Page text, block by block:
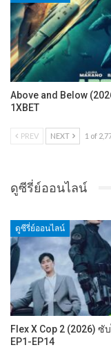
Above and Below
1XBET
PREV NEXT 1 of
ดูซีรี่ย์ออนไลน์
ดูซีรี่ย์ออนไลน์
Flex X Cop 2 (2026) ซั
EP1-EP14